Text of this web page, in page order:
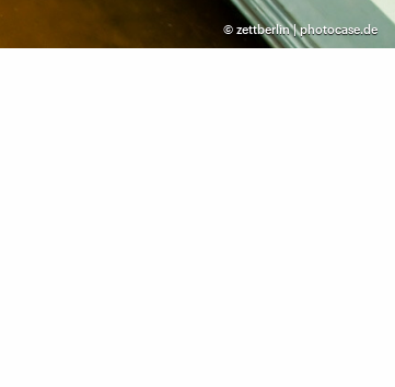
© zettberlin | photocase.de